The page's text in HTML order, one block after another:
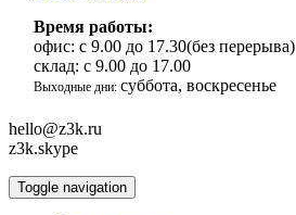
Время работы:
офис: с 9.00 до 17.30(без перерыва)
склад: с 9.00 до 17.00
Выходные дни: суббота, воскресенье
hello@z3k.ru
z3k.skype
Toggle navigation